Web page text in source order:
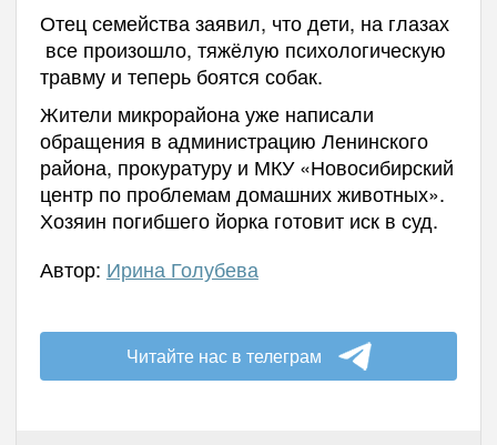
Отец семейства заявил, что дети, на глазах
все произошло, тяжёлую психологическую
травму и теперь боятся собак.
Жители микрорайона уже написали
обращения в администрацию Ленинского
района, прокуратуру и МКУ «Новосибирский
центр по проблемам домашних животных».
Хозяин погибшего йорка готовит иск в суд.
Автор: Ирина Голубева
Читайте нас в телеграм